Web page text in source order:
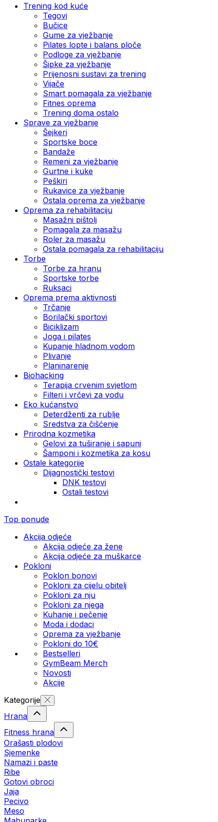
Trening kod kuće
Tegovi
Bučice
Gume za vježbanje
Pilates lopte i balans ploče
Podloge za vježbanje
Šipke za vježbanje
Prijenosni sustavi za trening
Vijače
Smart pomagala za vježbanje
Fitnes oprema
Trening doma ostalo
Sprave za vježbanje
Šejkeri
Sportske boce
Bandaže
Remeni za vježbanje
Gurtne i kuke
Peškiri
Rukavice za vježbanje
Ostala oprema za vježbanje
Oprema za rehabilitaciju
Masažni pištolj
Pomagala za masažu
Roler za masažu
Ostala pomagala za rehabilitaciju
Torbe
Torbe za hranu
Sportske torbe
Ruksaci
Oprema prema aktivnosti
Trčanje
Borilački sportovi
Biciklizam
Joga i pilates
Kupanje hladnom vodom
Plivanje
Planinarenje
Biohacking
Terapija crvenim svjetlom
Filteri i vrčevi za vodu
Eko kućanstvo
Deterdženti za rublje
Sredstva za čišćenje
Prirodna kozmetika
Gelovi za tuširanje i sapuni
Šamponi i kozmetika za kosu
Ostale kategorije
Dijagnostički testovi
DNK testovi
Ostali testovi
Top ponude
Akcija odjeće
Akcija odjeće za žene
Akcija odjeće za muškarce
Pokloni
Poklon bonovi
Pokloni za cijelu obitelj
Pokloni za nju
Pokloni za njega
Kuhanje i pečenje
Moda i dodaci
Oprema za vježbanje
Pokloni do 10€
Bestselleri
GymBeam Merch
Novosti
Akcije
Kategorije
Hrana
Fitness hrana
Orašasti plodovi
Sjemenke
Namazi i paste
Ribe
Gotovi obroci
Jaja
Pecivo
Meso